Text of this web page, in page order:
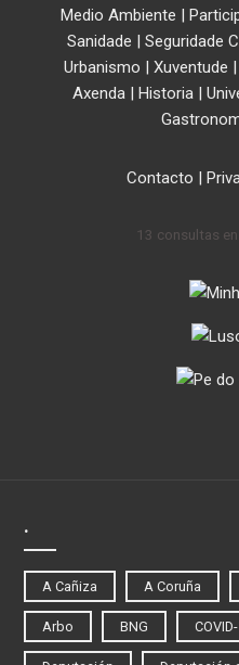
Medio Ambiente |
Sanidade | Seguridade
Urbanismo | Xuventude |
Axenda| Historia|
Contacto |
13 consultas
.
A Cañiza A Coruña
Arbo BNG